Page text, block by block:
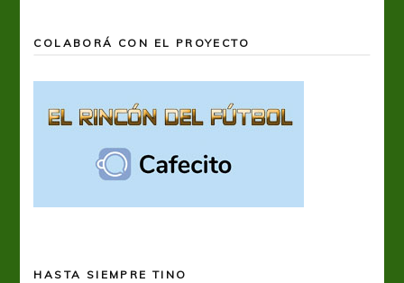
COLABORÁ CON EL PROYECTO
HASTA SIEMPRE TINO